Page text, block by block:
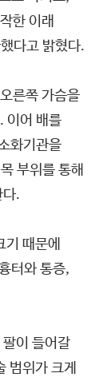
한 이래
다고 밝혔다.
른쪽 가슴을
이어 배를
화기관을
부위를 통해
다.
때문에
터와 통증,
이 들어갈
범위가 크게